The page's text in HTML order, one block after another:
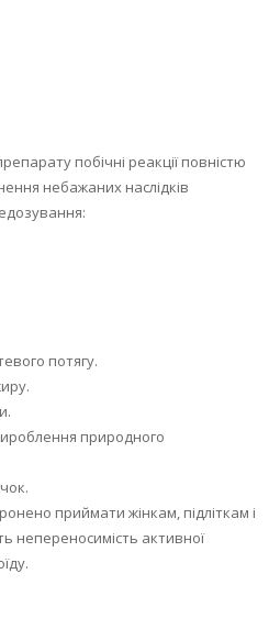
побічні реакції повністю
небажаних наслідків
потягу.
природного
приймати жінкам, підліткам і
непереносимість активної